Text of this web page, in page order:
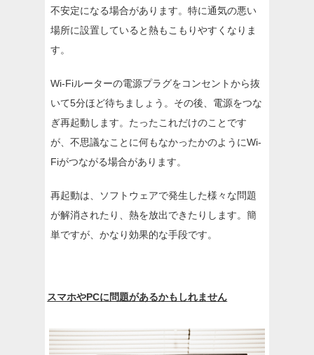
不安定になる場合があります。特に通気の悪い
場所に設置していると熱もこもりやすくなりま
す。
Wi-Fiルーターの電源プラグをコンセントから抜
いて5分ほど待ちましょう。その後、電源をつな
ぎ再起動します。たったこれだけのことです
が、不思議なことに何もなかったかのようにWi-
Fiがつながる場合があります。
再起動は、ソフトウェアで発生した様々な問題
が解消されたり、熱を放出できたりします。簡
単ですが、かなり効果的な手段です。
スマホやPCに問題があるかもしれません